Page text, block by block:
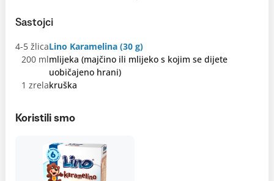
Sastojci
4-5 žlicaLino Karamelina (30 g)
200 mlmlijeka (majčino ili mlijeko s kojim se dijete
uobičajeno hrani)
1 zrelakruška
Koristili smo